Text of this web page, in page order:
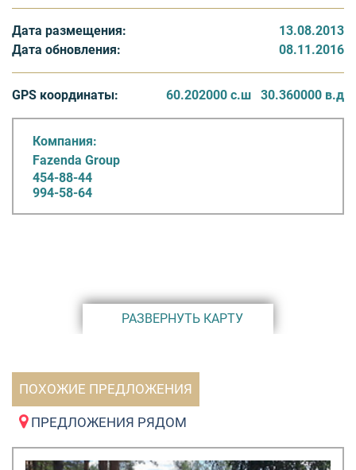
входит в стоимость.
"Киссолово" - один из немногих проектов, где активно
недвижимости не только на дома, но и на земельные
участки без строений. Основными партнерами
Дата размещения:
13.08.2013
Дата обновления:
08.11.2016
GPS координаты: 60.202000 с.ш 30.360000 в.д
Компания:
Fazenda Group
454-88-44
994-58-64
РАЗВЕРНУТЬ КАРТУ
ПОХОЖИЕ ПРЕДЛОЖЕНИЯ
ПРЕДЛОЖЕНИЯ РЯДОМ